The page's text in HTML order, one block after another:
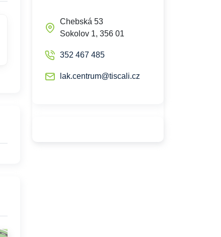
Chebská 53
Sokolov 1, 356 01
352 467 485
lak.centrum@tiscali.cz